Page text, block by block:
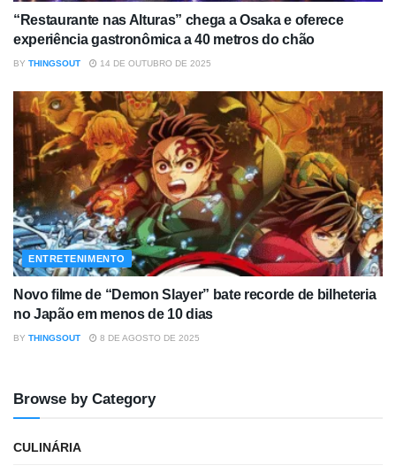
“Restaurante nas Alturas” chega a Osaka e oferece
experiência gastronômica a 40 metros do chão
BY THINGSOUT 14 DE OUTUBRO DE 2025
ENTRETENIMENTO
Novo filme de “Demon Slayer” bate recorde de bilheteria
no Japão em menos de 10 dias
BY THINGSOUT 8 DE AGOSTO DE 2025
Browse by Category
CULINÁRIA